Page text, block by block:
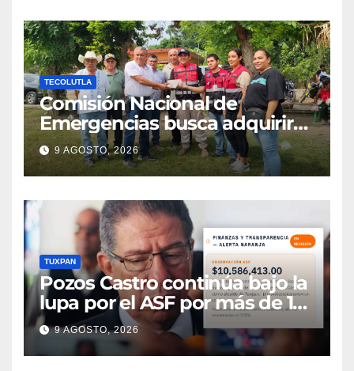
TECOLUTLA
Comisión Nacional de
Emergencias busca adquirir
ambulancia para la
subdelegación de Hueytepec
9 AGOSTO, 2026
TUXPAN
Pozos Castro continúa bajo la
lupa por el ASF por más de 10
MDP
9 AGOSTO, 2026